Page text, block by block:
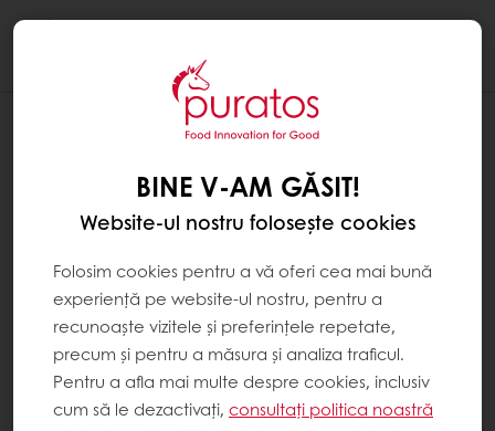
BINE V-AM GĂSIT!
Website-ul nostru folosește cookies
Folosim cookies pentru a vă oferi cea mai bună
experiență pe website-ul nostru, pentru a
recunoaște vizitele și preferințele repetate,
precum și pentru a măsura și analiza traficul.
Pentru a afla mai multe despre cookies, inclusiv
cum să le dezactivați, consultați politica noastră